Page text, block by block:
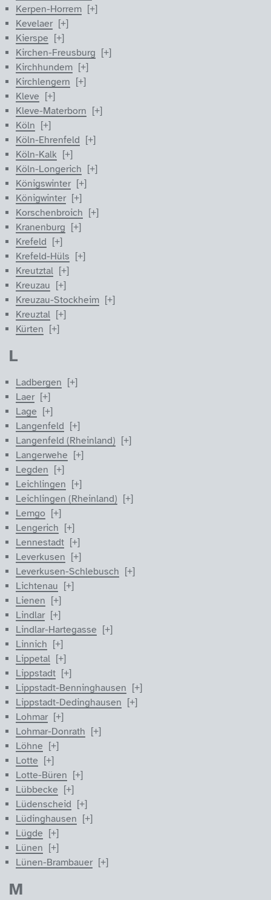
Kerpen-Horrem
Kevelaer
Kierspe
Kirchen-Freusburg
Kirchhundem
Kirchlengern
Kleve
Kleve-Materborn
Köln
Köln-Ehrenfeld
Köln-Kalk
Köln-Longerich
Königswinter
Königwinter
Korschenbroich
Kranenburg
Krefeld
Krefeld-Hüls
Kreutztal
Kreuzau
Kreuzau-Stockheim
Kreuztal
Kürten
L
Ladbergen
Laer
Lage
Langenfeld
Langenfeld (Rheinland)
Langerwehe
Legden
Leichlingen
Leichlingen (Rheinland)
Lemgo
Lengerich
Lennestadt
Leverkusen
Leverkusen-Schlebusch
Lichtenau
Lienen
Lindlar
Lindlar-Hartegasse
Linnich
Lippetal
Lippstadt
Lippstadt-Benninghausen
Lippstadt-Dedinghausen
Lohmar
Lohmar-Donrath
Löhne
Lotte
Lotte-Büren
Lübbecke
Lüdenscheid
Lüdinghausen
Lügde
Lünen
Lünen-Brambauer
M